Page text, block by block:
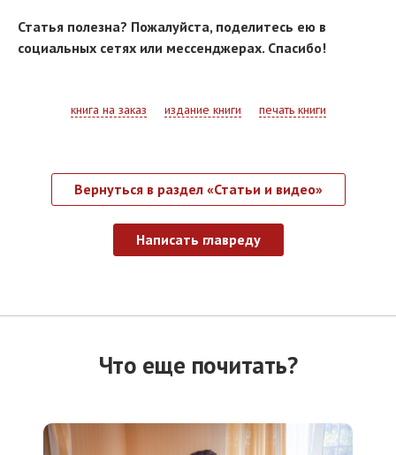
Статья полезна? Пожалуйста, поделитесь ею в
социальных сетях или мессенджерах. Спасибо!
книга на заказ издание книги печать книги
Вернуться в раздел «Статьи и видео»
Написать главреду
Что еще почитать?